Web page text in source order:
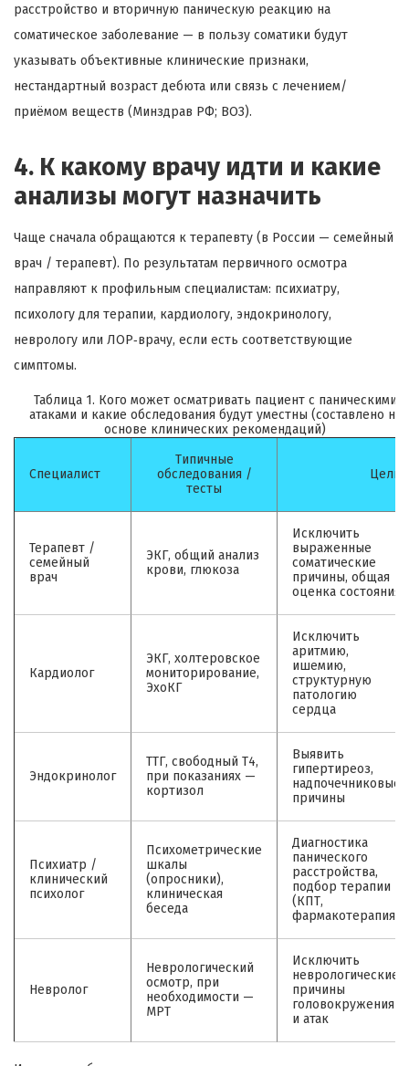
расстройство и вторичную паническую реакцию на
соматическое заболевание — в пользу соматики будут
указывать объективные клинические признаки,
нестандартный возраст дебюта или связь с лечением/
приёмом веществ (Минздрав РФ; ВОЗ).
4. К какому врачу идти и какие
анализы могут назначить
Чаще сначала обращаются к терапевту (в России — семейный
врач / терапевт). По результатам первичного осмотра
направляют к профильным специалистам: психиатру,
психологу для терапии, кардиологу, эндокринологу,
неврологу или ЛОР‑врачу, если есть соответствующие
симптомы.
Таблица 1. Кого может осматривать пациент с паническими
атаками и какие обследования будут уместны (составлено на
основе клинических рекомендаций)
Специалист
Типичные
обследования /
тесты
Цель
Терапевт /
семейный
врач
ЭКГ, общий анализ
крови, глюкоза
Исключить
выраженные
соматические
причины, общая
оценка состояния
Кардиолог
ЭКГ, холтеровское
мониторирование,
ЭхоКГ
Исключить
аритмию,
ишемию,
структурную
патологию
сердца
Эндокринолог
ТТГ, свободный Т4,
при показаниях —
кортизол
Выявить
гипертиреоз,
надпочечниковые
причины
Психиатр /
клинический
психолог
Психометрические
шкалы
(опросники),
клиническая
беседа
Диагностика
панического
расстройства,
подбор терапии
(КПТ,
фармакотерапия)
Невролог
Неврологический
осмотр, при
необходимости —
МРТ
Исключить
неврологические
причины
головокружения
и атак